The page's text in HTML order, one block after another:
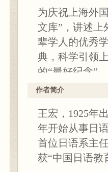
为庆祝上海外
文库”，讲述上
辈学人的优秀
典，科学引领
的“最好纪念”。
“季愚文库”是
路，也为上外
先师前辈，不
和现代化，为
系贡献更大的
作者简介
王宏，1925年
年开始从事日
首位日语系主
获“中国日语教